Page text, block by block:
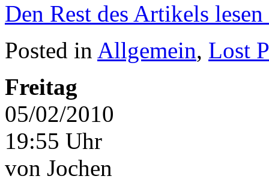
Den Rest des Artikels lesen
Posted in Allgemein, Lost
Freitag
05/02/2010
19:55 Uhr
von Jochen